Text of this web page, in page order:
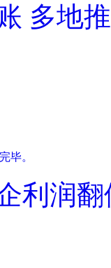
多地
毕。
利润翻